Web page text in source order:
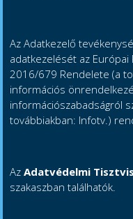
Az Adatkezelő
adatkezelését az Európai
2016/679 Rendelete (a
információs
információszabadságról
továbbiakban: Infotv.)
AzAdatvédelmi
szakaszban találhatók.